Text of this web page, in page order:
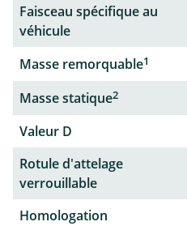
Faisceau spécifique au
véhicule
Masse remorquable1
Masse statique2
Valeur D
Rotule d'attelage
verrouillable
Homologation